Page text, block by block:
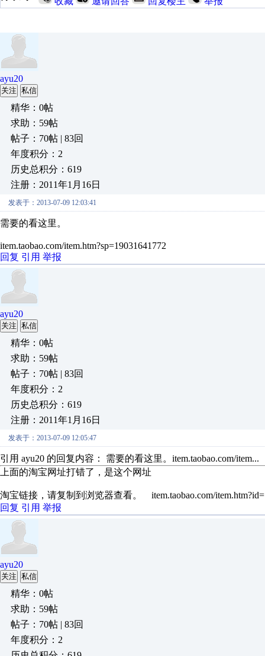
ayu20
关注 私信
精华：0帖
求助：59帖
帖子：70帖 | 83回
年度积分：2
历史总积分：619
注册：2011年1月16日
发表于：2013-07-09 12:03:41
需要的看这里。
item.taobao.com/item.htm?sp=19031641772
回复 引用 举报
ayu20
关注 私信
精华：0帖
求助：59帖
帖子：70帖 | 83回
年度积分：2
历史总积分：619
注册：2011年1月16日
发表于：2013-07-09 12:05:47
引用 ayu20 的回复内容： 需要的看这里。item.taobao.com/item...
上面的淘宝网址打错了，是这个网址
淘宝链接，请复制到浏览器查看。 item.taobao.com/
回复 引用 举报
ayu20
关注 私信
精华：0帖
求助：59帖
帖子：70帖 | 83回
年度积分：2